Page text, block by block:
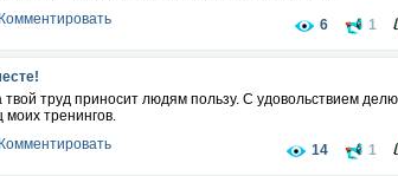
Комментировать 6 1
твой труд приносит людям пользу. С удовольствием
моих тренингов.
Комментировать 14 1